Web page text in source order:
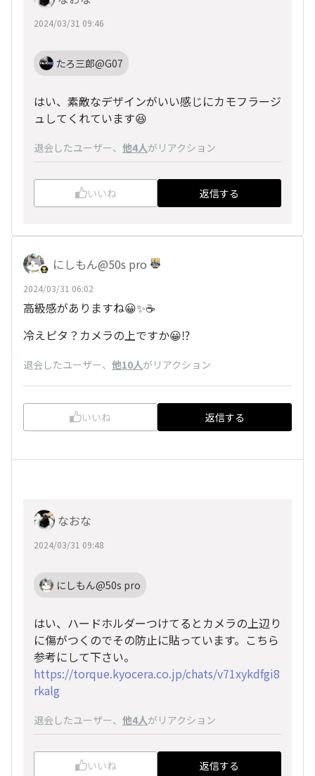
2024/03/31 09:46
たろ三郎@G07
はい、素敵なデザインがいい感じにカモフラージ
ュしてくれています😆
退会したユーザー、 他4人がリアクション
いいね 返信する
にしもん@50s pro
2024/03/31 06:02
高級感がありますね😀✨☕
冷えピタ？カメラの上ですか😀⁉️
退会したユーザー、 他10人がリアクション
いいね 返信する
なおな
2024/03/31 09:48
にしもん@50s pro
はい、ハードホルダーつけてるとカメラの上辺り
に傷がつくのでその防止に貼っています。こちら
参考にして下さい。
https://torque.kyocera.co.jp/chats/v71xykdfgi8
rkalg
退会したユーザー、 他4人がリアクション
いいね 返信する